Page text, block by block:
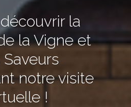
la
la Vigne et
notre visite
!